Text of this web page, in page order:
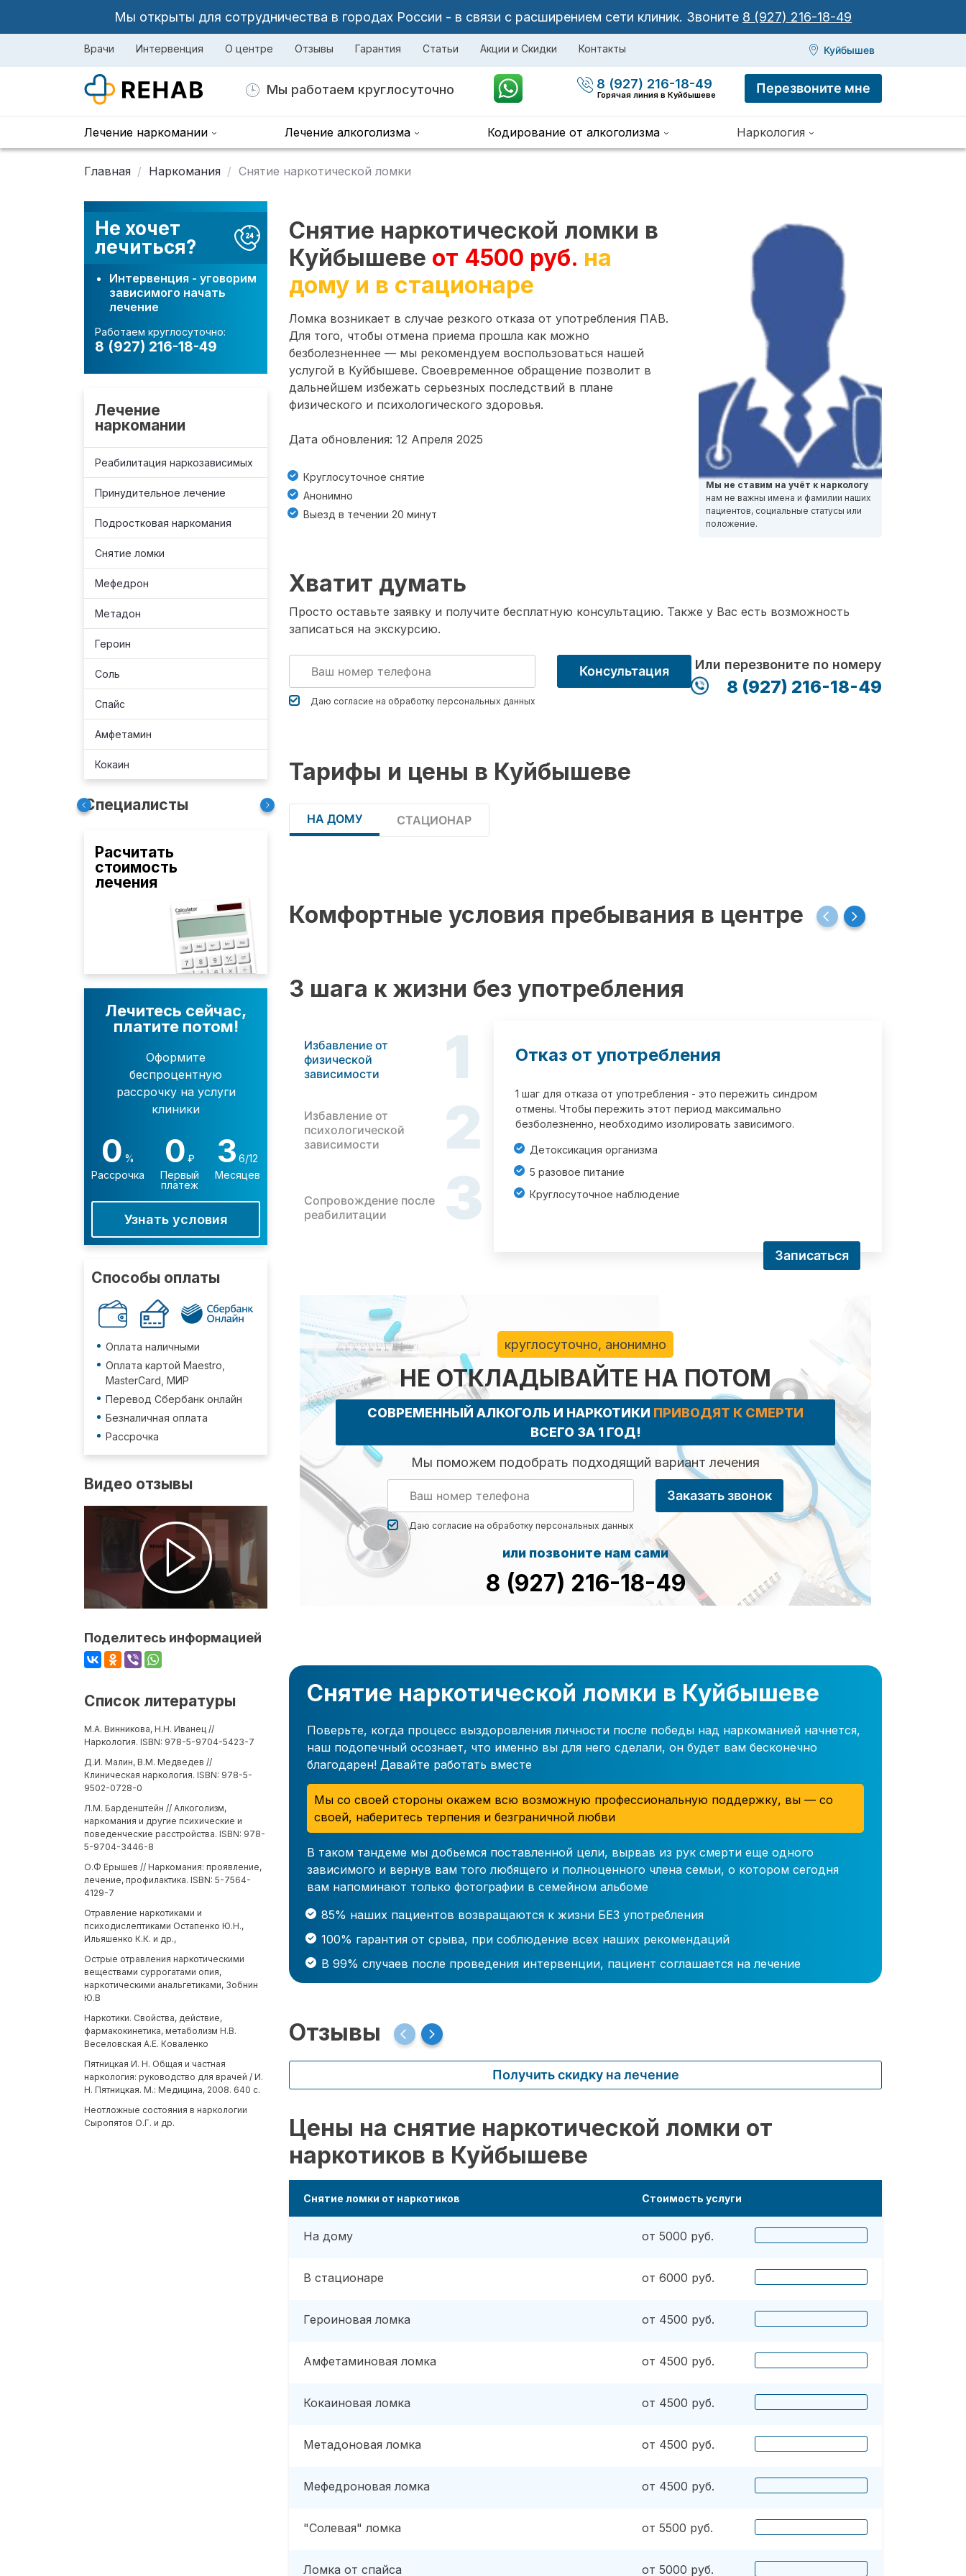
Мы открыты для сотрудничества в городах России - в связи с расширением сети клиник. Звоните 8 (927) 216-18-49
Врачи Интервенция О центре Отзывы Гарантия Статьи Акции и Скидки Контакты Куйбышев
Мы работаем круглосуточно 8 (927) 216-18-49
Горячая линия в Куйбышеве Перезвоните мне
Лечение наркомании Лечение алкоголизма Кодирование от алкоголизма Наркология
Главная Наркомания Снятие наркотической ломки
Не хочет
лечиться?
Интервенция - уговорим
зависимого начать
лечение
Работаем круглосуточно:
8 (927) 216-18-49
Лечение
наркомании
Реабилитация наркозависимых
Принудительное лечение
Подростковая наркомания
Снятие ломки
Мефедрон
Метадон
Героин
Соль
Спайс
Амфетамин
Кокаин
Специалисты
Расчитать
стоимость
лечения
Лечитесь сейчас,
платите потом!
Оформите
беспроцентную
рассрочку на услуги
клиники
0 %
Рассрочка
0 ₽
Первый
платеж
3 6/12
Месяцев
Узнать условия
Способы оплаты
Оплата наличными
Оплата картой Maestro,
MasterCard, МИР
Перевод Сбербанк онлайн
Безналичная оплата
Рассрочка
Видео отзывы
Поделитесь информацией
Список литературы
М.А. Винникова, Н.Н. Иванец //
Наркология. ISBN: 978-5-9704-5423-7
Д.И. Малин, В.М. Медведев //
Клиническая наркология. ISBN: 978-5-
9502-0728-0
Л.М. Барденштейн // Алкоголизм,
наркомания и другие психические и
поведенческие расстройства. ISBN: 978-
5-9704-3446-8
О.Ф Ерышев // Наркомания: проявление,
лечение, профилактика. ISBN: 5-7564-
4129-7
Отравление наркотиками и
психодислептиками Остапенко Ю.Н.,
Ильяшенко К.К. и др.,
Острые отравления наркотическими
веществами суррогатами опия,
наркотическими анальгетиками, Зобнин
Ю.В
Наркотики. Свойства, действие,
фармакокинетика, метаболизм Н.В.
Веселовская А.Е. Коваленко
Пятницкая И. Н. Общая и частная
наркология: руководство для врачей / И.
Н. Пятницкая. М.: Медицина, 2008. 640 с.
Неотложные состояния в наркологии
Сыропятов О.Г. и др.
Снятие наркотической ломки в
Куйбышеве от 4500 руб. на
дому и в стационаре
Ломка возникает в случае резкого отказа от употребления ПАВ.
Для того, чтобы отмена приема прошла как можно
безболезненнее — мы рекомендуем воспользоваться нашей
услугой в Куйбышеве. Своевременное обращение позволит в
дальнейшем избежать серьезных последствий в плане
физического и психологического здоровья.
Дата обновления: 12 Апреля 2025
Круглосуточное снятие
Анонимно
Выезд в течении 20 минут
Мы не ставим на учёт к наркологу
нам не важны имена и фамилии наших
пациентов, социальные статусы или
положение.
Хватит думать
Просто оставьте заявку и получите бесплатную консультацию. Также у Вас есть возможность
записаться на экскурсию.
Даю согласие на обработку персональных данных
Консультация Или перезвоните по номеру
8 (927) 216-18-49
Тарифы и цены в Куйбышеве
НА ДОМУ СТАЦИОНАР
Комфортные условия пребывания в центре
3 шага к жизни без употребления
Избавление от
физической
зависимости
1
Избавление от
психологической
зависимости
2
Сопровождение после
реабилитации
3
Отказ от употребления
1 шаг для отказа от употребления - это пережить синдром
отмены. Чтобы пережить этот период максимально
безболезненно, необходимо изолировать зависимого.
Детоксикация организма
5 разовое питание
Круглосуточное наблюдение
Записаться
круглосуточно, анонимно
НЕ ОТКЛАДЫВАЙТЕ НА ПОТОМ
СОВРЕМЕННЫЙ АЛКОГОЛЬ И НАРКОТИКИ ПРИВОДЯТ К СМЕРТИ
ВСЕГО ЗА 1 ГОД!
Мы поможем подобрать подходящий вариант лечения
Даю согласие на обработку персональных данных
Заказать звонок
или позвоните нам сами
8 (927) 216-18-49
Снятие наркотической ломки в Куйбышеве
Поверьте, когда процесс выздоровления личности после победы над наркоманией начнется,
наш подопечный осознает, что именно вы для него сделали, он будет вам бесконечно
благодарен! Давайте работать вместе
Мы со своей стороны окажем всю возможную профессиональную поддержку, вы — со
своей, наберитесь терпения и безграничной любви
В таком тандеме мы добьемся поставленной цели, вырвав из рук смерти еще одного
зависимого и вернув вам того любящего и полноценного члена семьи, о котором сегодня
вам напоминают только фотографии в семейном альбоме
85% наших пациентов возвращаются к жизни БЕЗ употребления
100% гарантия от срыва, при соблюдение всех наших рекомендаций
В 99% случаев после проведения интервенции, пациент соглашается на лечение
Отзывы
Получить скидку на лечение
Цены на снятие наркотической ломки от
наркотиков в Куйбышеве
Снятие ломки от наркотиков Стоимость услуги
На дому от 5000 руб.
В стационаре от 6000 руб.
Героиновая ломка от 4500 руб.
Амфетаминовая ломка от 4500 руб.
Кокаиновая ломка от 4500 руб.
Метадоновая ломка от 4500 руб.
Мефедроновая ломка от 4500 руб.
"Солевая" ломка от 5500 руб.
Ломка от спайса от 5000 руб.